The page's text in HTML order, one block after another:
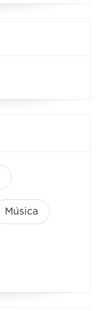
Música